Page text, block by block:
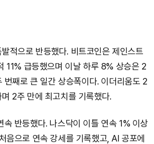
적으로 반등했다. 비트코인은 제인스트
11% 급등했으며 이날 하루 8% 상승은 2
째로 큰 일간 상승폭이다. 이더리움도 2
2주 만에 최고치를 기록했다.
속 반등했다. 나스닥이 이틀 연속 1% 이상
음으로 연속 강세를 기록했고, AI 공포에